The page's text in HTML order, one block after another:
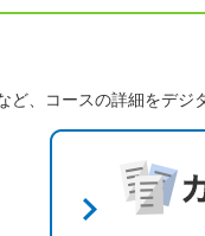
ど、コースの詳細をデジ